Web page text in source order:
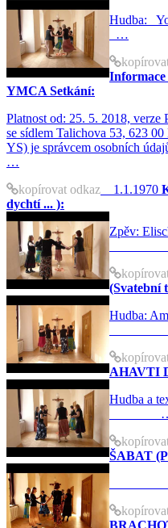
…
Informace
YMCA Setkání:
Platnost od: 25. 5. 2018,
se sídlem Talichova 53, 623
YS) je správcem osobních
…
kopírovat odkaz 1.1.1970
dychtí ... ):
Zpěv:
(Svatební
AHAVTI
Hudba
ŠABAT